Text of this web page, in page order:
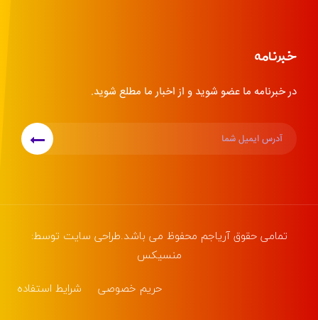
خبرنامه
در خبرنامه ما عضو شوید و از اخبار ما مطلع شوید.
تمامی حقوقآریاجم محفوظ می باشد.طراحی سایت توسط:
منسیکس
حریم خصوصی
شرایط استفاده